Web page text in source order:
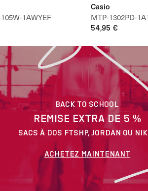
1AWYEF
Casio
MTP-1302PD-
54,95 €
BACK TO SCHOOL
REMISE EXTRA DE 5 %
SACS À DOS FTSHP, JORDAN OU
ACHETEZ MAINTENANT